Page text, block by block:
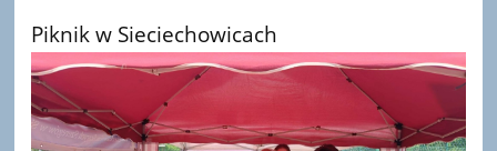
Piknik w Sieciechowicach